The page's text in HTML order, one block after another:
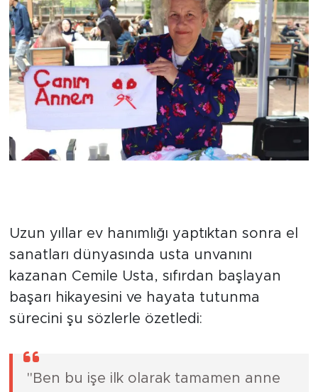
Sarıldım"
Uzun yıllar ev hanımlığı yaptıktan sonra el
sanatları dünyasında usta unvanını
kazanan Cemile Usta, sıfırdan başlayan
başarı hikayesini ve hayata tutunma